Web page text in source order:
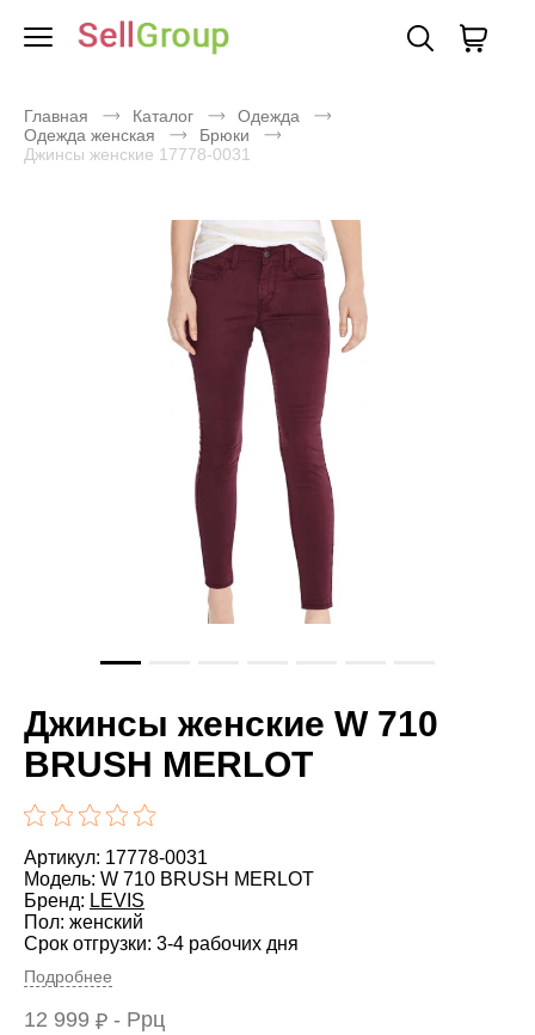
Главная Каталог
Одежда
Одежда женская
Брюки
Джинсы женские 17778-0031
Джинсы женские W 710
BRUSH MERLOT
Артикул: 17778-0031
Модель: W 710 BRUSH MERLOT
Бренд: LEVIS
Пол: женский
Срок отгрузки: 3-4 рабочих дня
Подробнее
12 999 ₽ - Ррц